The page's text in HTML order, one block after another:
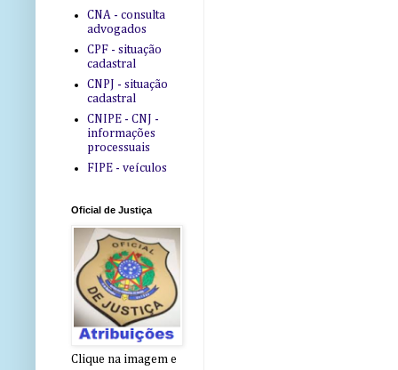
CNA - consulta
advogados
CPF - situação
cadastral
CNPJ - situação
cadastral
CNIPE - CNJ -
informações
processuais
FIPE - veículos
Oficial de Justiça
Clique na imagem e